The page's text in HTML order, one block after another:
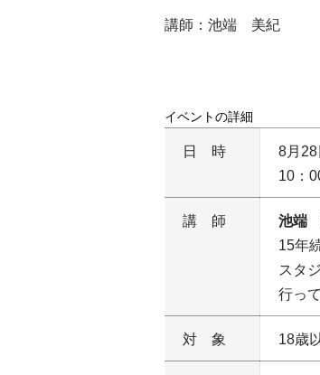
講師：池端 美紀
イベントの詳細
日時
8月
10：
講師
池端
15年
スタ
行っ
対象 18歳